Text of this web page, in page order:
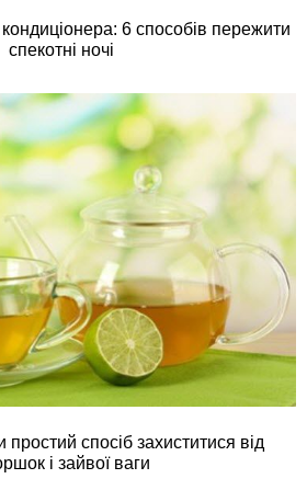
6 способів пережити
спекотні ночі
спосіб захиститися від
і зайвої ваги